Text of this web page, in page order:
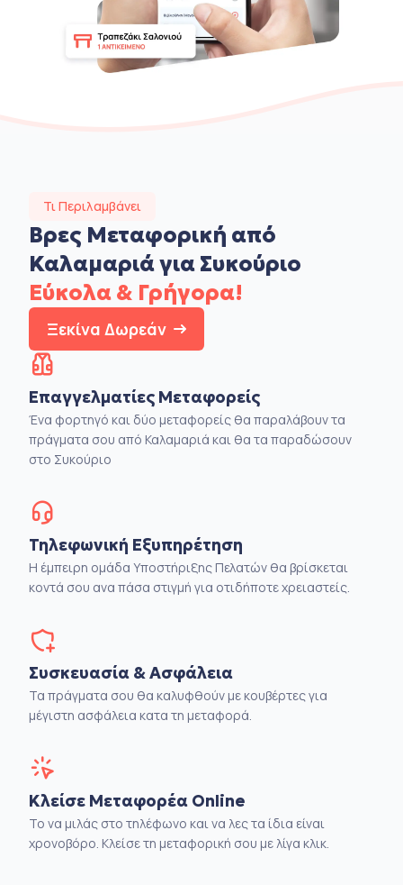
Τι Περιλαμβάνει
Βρες Μεταφορική από
Καλαμαριά για Συκούριο
Εύκολα & Γρήγορα!
Ξεκίνα Δωρεάν
Επαγγελματίες Μεταφορείς
Ένα φορτηγό και δύο μεταφορείς θα παραλάβουν τα
πράγματα σου από Καλαμαριά και θα τα παραδώσουν
στο Συκούριο
Τηλεφωνική Εξυπηρέτηση
Η έμπειρη ομάδα Υποστήριξης Πελατών θα βρίσκεται
κοντά σου ανα πάσα στιγμή για οτιδήποτε χρειαστείς.
Συσκευασία & Ασφάλεια
Τα πράγματα σου θα καλυφθούν με κουβέρτες για
μέγιστη ασφάλεια κατα τη μεταφορά.
Κλείσε Μεταφορέα Online
Το να μιλάς στο τηλέφωνο και να λες τα ίδια είναι
χρονοβόρο. Κλείσε τη μεταφορική σου με λίγα κλικ.